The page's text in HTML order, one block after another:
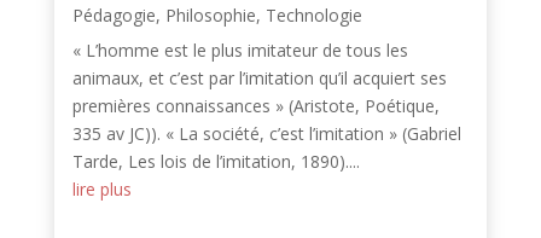
Pédagogie, Philosophie, Technologie
« L’homme est le plus imitateur de tous les
animaux, et c’est par l’imitation qu’il acquiert ses
premières connaissances » (Aristote, Poétique,
335 av JC)). « La société, c’est l’imitation » (Gabriel
Tarde, Les lois de l’imitation, 1890)....
lire plus